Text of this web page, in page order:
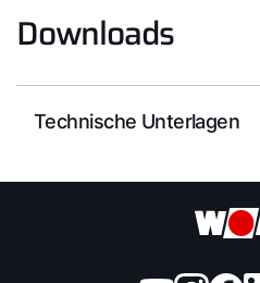
Downloads
Technische Unterlagen